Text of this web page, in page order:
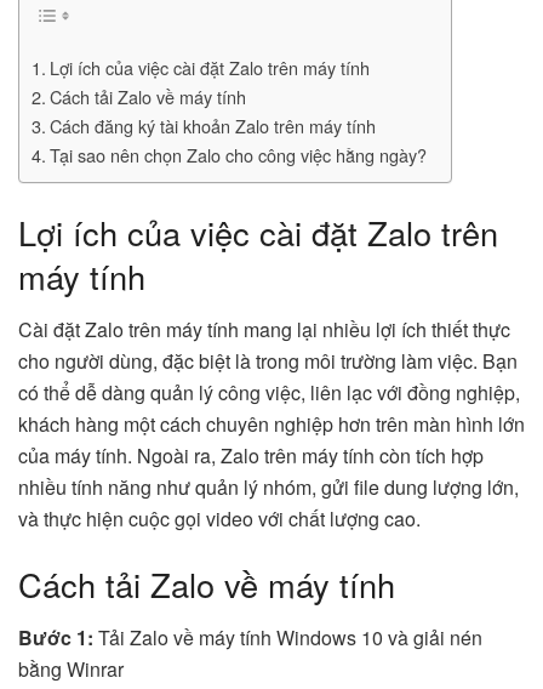
Lợi ích của việc cài đặt Zalo trên máy tính
Cách tải Zalo về máy tính
Cách đăng ký tài khoản Zalo trên máy tính
Tại sao nên chọn Zalo cho công việc hằng ngày?
Lợi ích của việc cài đặt Zalo trên
máy tính
Cài đặt Zalo trên máy tính mang lại nhiều lợi ích thiết thực
cho người dùng, đặc biệt là trong môi trường làm việc. Bạn
có thể dễ dàng quản lý công việc, liên lạc với đồng nghiệp,
khách hàng một cách chuyên nghiệp hơn trên màn hình lớn
của máy tính. Ngoài ra, Zalo trên máy tính còn tích hợp
nhiều tính năng như quản lý nhóm, gửi file dung lượng lớn,
và thực hiện cuộc gọi video với chất lượng cao.
Cách tải Zalo về máy tính
Bước 1: Tải Zalo về máy tính Windows 10 và giải nén
bằng Winrar